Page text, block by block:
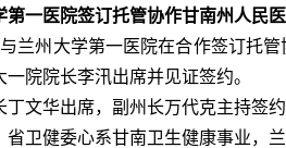
第一医院签订托管协作甘南州人民
兰州大学第一医院在合作签订托
院院长李汛出席并见证签约。
文华出席，副州长万代克主持签
省卫健委心系甘南卫生健康事业，